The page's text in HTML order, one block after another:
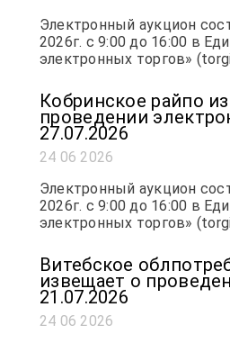
Электронный аукцион
2026г. с 9:00 до 16:00 в
электронных торгов»
Кобринское райпо
проведении
27.07.2026
24 06 2026
Электронный аукцион
2026г. с 9:00 до 16:00 в
электронных торгов»
Витебское
извещает о
21.07.2026
24 06 2026